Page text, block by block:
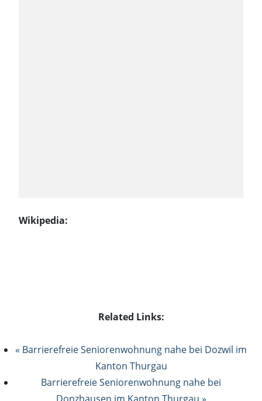
Wikipedia:
Related Links:
« Barrierefreie Seniorenwohnung nahe bei Dozwil im
Kanton Thurgau
Barrierefreie Seniorenwohnung nahe bei